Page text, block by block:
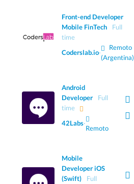
Front-end Developer
Mobile FinTech
Full
time
Coderslab.io·
Remoto
(Argentina)
Android
Developer
Full
time
42Labs·
Remoto
Mobile
Developer iOS
(Swift)
Full